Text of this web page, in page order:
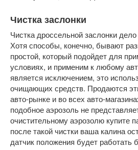
Чистка заслонки
Чистка дроссельной заслонки
Хотя способы, конечно, бывают
простой, который подойдет для
условиях, и применим к любому
является исключением, это
очищающих средств. Продаются
авто-рынке и во всех авто-
подобное аэрозоль не
очистительному аэрозолю купите
после такой чистки ваша калина
датчик положения будет работать